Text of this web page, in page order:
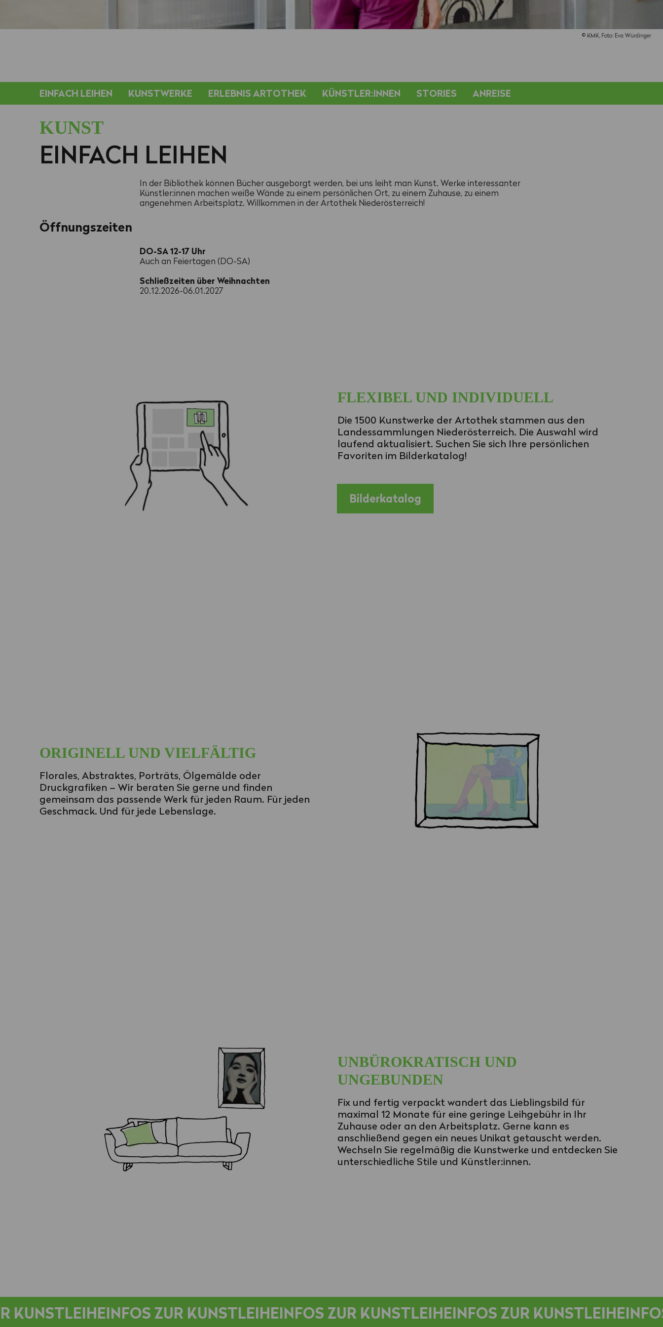
© KMK, Foto: Eva Würdinger
EINFACH LEIHEN KUNSTWERKE ERLEBNIS ARTOTHEK KÜNSTLER:INNEN STORIES ANREISE
KUNST
EINFACH LEIHEN
In der Bibliothek können Bücher ausgeborgt werden, bei uns leiht man Kunst. Werke interessanter
Künstler:innen machen weiße Wände zu einem persönlichen Ort, zu einem Zuhause, zu einem
angenehmen Arbeitsplatz. Willkommen in der Artothek Niederösterreich!
Öffnungszeiten
DO-SA 12-17 Uhr
Auch an Feiertagen (DO-SA)
Schließzeiten über Weihnachten
20.12.2026-06.01.2027
FLEXIBEL UND INDIVIDUELL
Die 1500 Kunstwerke der Artothek stammen aus den
Landessammlungen Niederösterreich. Die Auswahl wird
laufend aktualisiert. Suchen Sie sich Ihre persönlichen
Favoriten im Bilderkatalog!
Bilderkatalog
ORIGINELL UND VIELFÄLTIG
Florales, Abstraktes, Porträts, Ölgemälde oder
Druckgrafiken – Wir beraten Sie gerne und finden
gemeinsam das passende Werk für jeden Raum. Für jeden
Geschmack. Und für jede Lebenslage.
UNBÜROKRATISCH UND
UNGEBUNDEN
Fix und fertig verpackt wandert das Lieblingsbild für
maximal 12 Monate für eine geringe Leihgebühr in Ihr
Zuhause oder an den Arbeitsplatz. Gerne kann es
anschließend gegen ein neues Unikat getauscht werden.
Wechseln Sie regelmäßig die Kunstwerke und entdecken Sie
unterschiedliche Stile und Künstler:innen.
KUNSTLEIHEINFOS ZUR KUNSTLEIHEINFOS ZUR KUNSTLEIHEINFOS ZUR KUNSTLEIHE